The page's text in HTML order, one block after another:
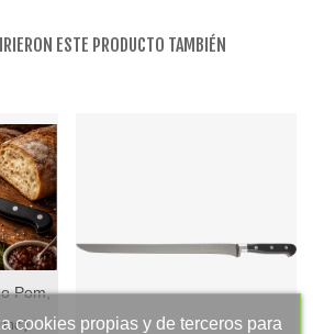
ESTE PRODUCTO TAMBIÉN
Pom,
inc.)cookies propias y de terceros para